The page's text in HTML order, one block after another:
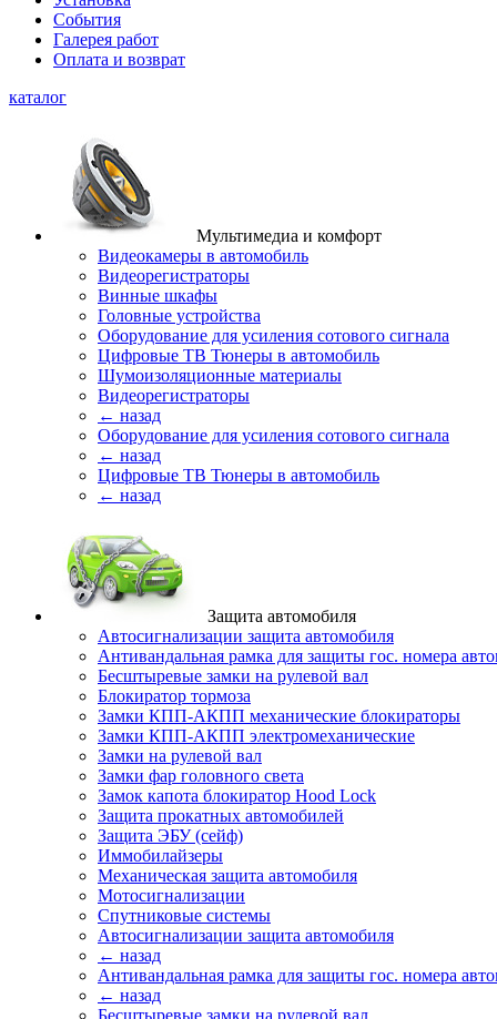
События
Галерея работ
Оплата и возврат
каталог
Мультимедиа и комфорт
Видеокамеры в автомобиль
Видеорегистраторы
Винные шкафы
Головные устройства
Оборудование для усиления сотового сигнала
Цифровые ТВ Тюнеры в автомобиль
Шумоизоляционные материалы
Видеорегистраторы
← назад
Оборудование для усиления сотового сигнала
← назад
Цифровые ТВ Тюнеры в автомобиль
← назад
Защита автомобиля
Автосигнализации защита автомобиля
Антивандальная рамка для защиты гос. номера
Бесштыревые замки на рулевой вал
Блокиратор тормоза
Замки КПП-АКПП механические блокираторы
Замки КПП-АКПП электромеханические
Замки на рулевой вал
Замки фар головного света
Замок капота блокиратор Hood Lock
Защита прокатных автомобилей
Защита ЭБУ (сейф)
Иммобилайзеры
Механическая защита автомобиля
Мотосигнализации
Спутниковые системы
Автосигнализации защита автомобиля
← назад
Антивандальная рамка для защиты гос. номера
← назад
Бесштыревые замки на рулевой вал